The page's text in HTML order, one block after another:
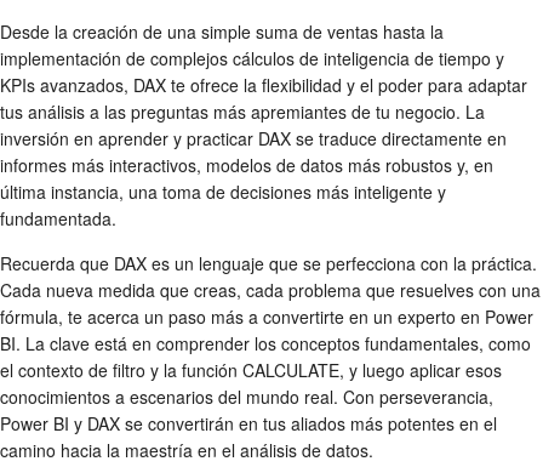
Desde la creación de una simple suma de ventas hasta la
implementación de complejos cálculos de inteligencia de tiempo y
KPIs avanzados, DAX te ofrece la flexibilidad y el poder para adaptar
tus análisis a las preguntas más apremiantes de tu negocio. La
inversión en aprender y practicar DAX se traduce directamente en
informes más interactivos, modelos de datos más robustos y, en
última instancia, una toma de decisiones más inteligente y
fundamentada.
Recuerda que DAX es un lenguaje que se perfecciona con la práctica.
Cada nueva medida que creas, cada problema que resuelves con una
fórmula, te acerca un paso más a convertirte en un experto en Power
BI. La clave está en comprender los conceptos fundamentales, como
el contexto de filtro y la función CALCULATE, y luego aplicar esos
conocimientos a escenarios del mundo real. Con perseverancia,
Power BI y DAX se convertirán en tus aliados más potentes en el
camino hacia la maestría en el análisis de datos.